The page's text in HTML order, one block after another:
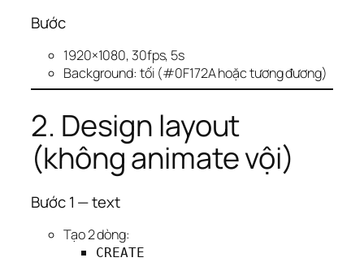
Bước
1920×1080, 30fps, 5s
Background: tối (#0F172A hoặc tương đương)
2. Design layout
(không animate vội)
Bước 1 — text
Tạo 2 dòng:
CREATE